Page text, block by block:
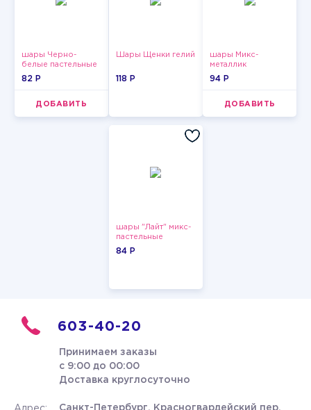
шары Черно-
белые пастельные
82 P
ДОБАВИТЬ
Шары Щенки гелий
118 P
шары Микс-
металлик
94 P
ДОБАВИТЬ
шары "Лайт" микс-
пастельные
84 P
603-40-20
Принимаем заказы
с 9:00 до 00:00
Доставка круглосуточно
Санкт-Петербург, Красногвардейский пер.